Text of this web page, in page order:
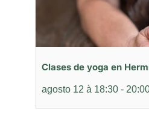
Clases de yoga en
agosto 12 à 18:30 -